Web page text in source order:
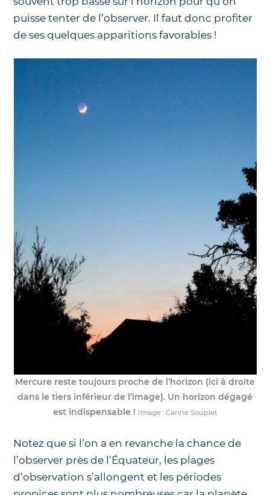
puisse tenter de l’observer. Il faut donc profiter
de ses quelques apparitions favorables !
Mercure reste toujours proche de l’horizon (ici à droite
dans le tiers inférieur de l’image). Un horizon dégagé
est indispensable ! Image : Carine Souplet
Notez que si l’on a en revanche la chance de
l’observer près de l’Équateur, les plages
d’observation s’allongent et les périodes